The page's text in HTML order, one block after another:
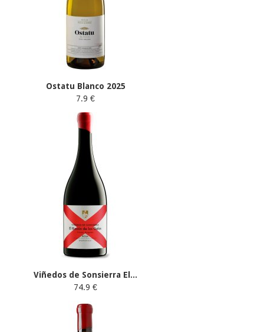
Ostatu Blanco 2025
7.9 €
Viñedos de Sonsierra El...
74.9 €